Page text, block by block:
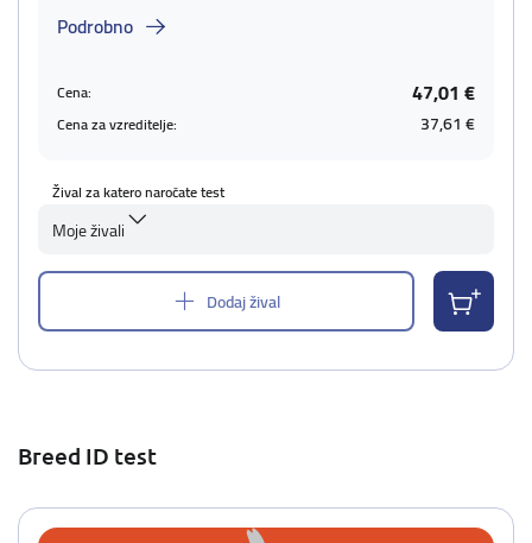
Podrobno
Cena: 47,01 €
Cena za vzreditelje: 37,61 €
Žival za katero naročate test
Moje živali
Dodaj žival
Breed ID test